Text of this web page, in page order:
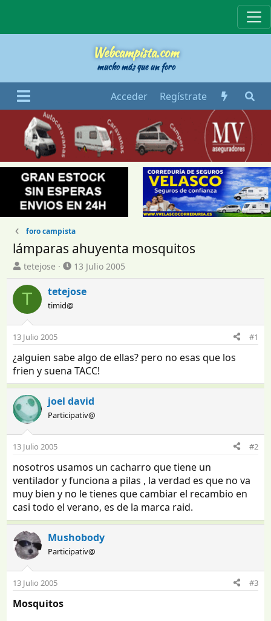
Webcampista.com
mucho más que un foro
Acceder Regístrate
foro campista
lámparas ahuyenta mosquitos
I
n
i
i
a
d
o
r
d
t
e
m
tetejose
F
e
c
d
i
n
i
o
13 Julio 2005
T tetejose
timid@
13 Julio 2005 #1
¿alguien sabe algo de ellas? pero no esas que los
frien y suena TACC!
joel david
Participativ@
13 Julio 2005 #2
nosotros usamos un cacharro que tiene un
ventilador y funciona a pilas , la verdad es que no va
muy bien y no le tienes que cambiar el recambio en
casi todo el verano, es de la marca raid.
Mushobody
Participativ@
13 Julio 2005 #3
Mosquitos